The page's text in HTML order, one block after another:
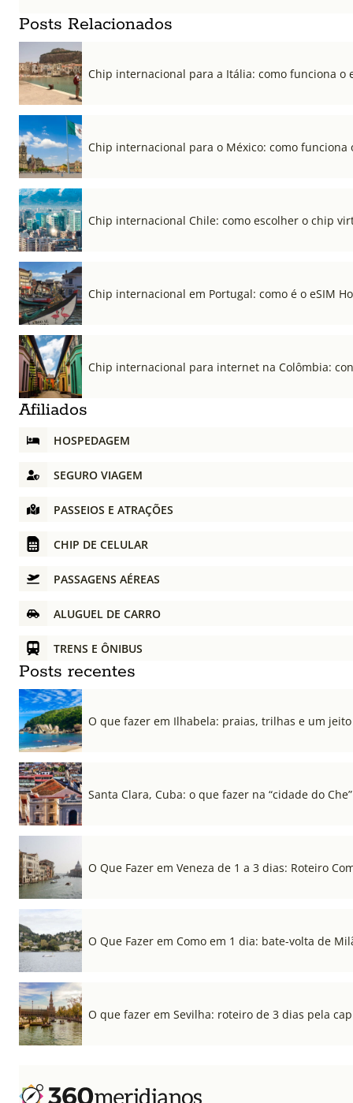
Posts Relacionados
Chip internacional para a Itália: como funciona o
Chip internacional para o México: como funciona
Chip internacional Chile: como escolher o chip
Chip internacional em Portugal: como é o eSIM
Chip internacional para internet na Colômbia:
Afiliados
HOSPEDAGEM
SEGURO VIAGEM
PASSEIOS E ATRAÇÕES
CHIP DE CELULAR
PASSAGENS AÉREAS
ALUGUEL DE CARRO
TRENS E ÔNIBUS
Posts recentes
O que fazer em Ilhabela: praias, trilhas e um
Santa Clara, Cuba: o que fazer na “cidade do Che”
O Que Fazer em Veneza de 1 a 3 dias: Roteiro
O Que Fazer em Como em 1 dia: bate-volta de
O que fazer em Sevilha: roteiro de 3 dias pela